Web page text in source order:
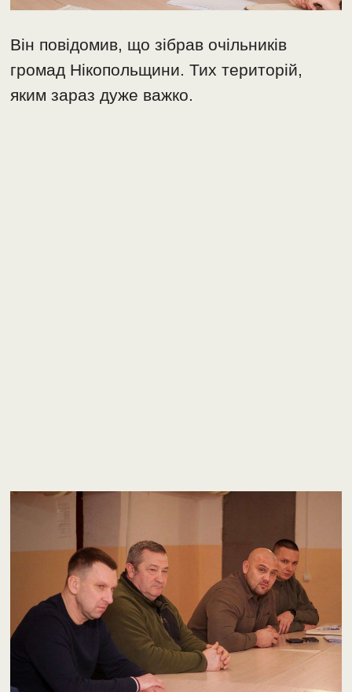
Він повідомив, що зібрав очільників
громад Нікопольщини. Тих територій,
яким зараз дуже важко.